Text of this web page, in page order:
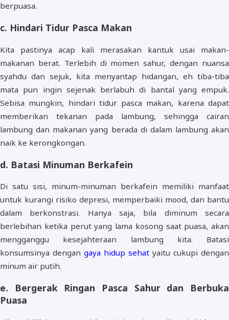
berpuasa.
c. Hindari Tidur Pasca Makan
Kita pastinya acap kali merasakan kantuk usai makan-
makanan berat. Terlebih di momen sahur, dengan nuansa
syahdu dan sejuk, kita menyantap hidangan, eh tiba-tiba
mata pun ingin sejenak berlabuh di bantal yang empuk.
Sebisa mungkin, hindari tidur pasca makan, karena dapat
memberikan tekanan pada lambung, sehingga cairan
lambung dan makanan yang berada di dalam lambung akan
naik ke kerongkongan.
d. Batasi Minuman Berkafein
Di satu sisi, minum-minuman berkafein memiliki manfaat
untuk kurangi risiko depresi, memperbaiki mood, dan bantu
dalam berkonstrasi. Hanya saja, bila diminum secara
berlebihan ketika perut yang lama kosong saat puasa, akan
mengganggu kesejahteraan lambung kita. Batasi
konsumsinya dengan gaya hidup sehat yaitu cukupi dengan
minum air putih.
e. Bergerak Ringan Pasca Sahur dan Berbuka
Puasa